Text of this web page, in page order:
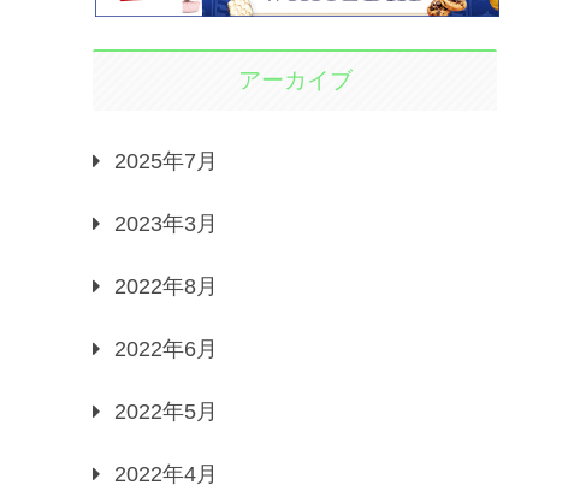
アーカイブ
2025年7月
2023年3月
2022年8月
2022年6月
2022年5月
2022年4月